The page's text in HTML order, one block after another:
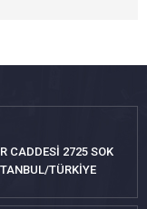
CADDESİ 2725 SOK
TÜRKİYE